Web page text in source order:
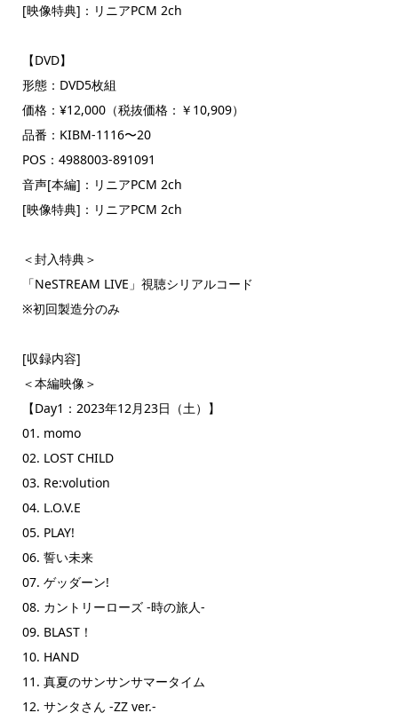
[映像特典]：リニアPCM 2ch
【DVD】
形態：DVD5枚組
価格：¥12,000（税抜価格：￥10,909）
品番：KIBM-1116〜20
POS：4988003-891091
音声[本編]：リニアPCM 2ch
[映像特典]：リニアPCM 2ch
＜封入特典＞
「NeSTREAM LIVE」視聴シリアルコード
※初回製造分のみ
[収録内容]
＜本編映像＞
【Day1：2023年12月23日（土）】
01. momo
02. LOST CHILD
03. Re:volution
04. L.O.V.E
05. PLAY!
06. 誓い未来
07. ゲッダーン!
08. カントリーローズ -時の旅人-
09. BLAST！
10. HAND
11. 真夏のサンサンサマータイム
12. サンタさん -ZZ ver.-